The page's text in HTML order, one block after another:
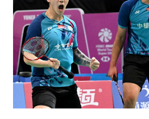
賽》
落
二
解
蘇